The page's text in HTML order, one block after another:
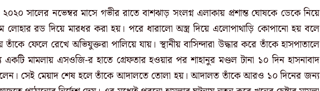
সালের নভেম্বর মাসে গভীর রাতে বাশঝাড় সংলগ্ন এলাকায় প্রশান্ত ঘোষকে ডেকে নিয়ে
লোহার রড দিয়ে মারধর করা হয়। পরে ধারালো অস্ত্র দিয়ে এলোপাথাড়ি কোপানো হয় বলে
ফেলে রেখে অভিযুক্তরা পালিয়ে যায়। স্থানীয় বাসিন্দারা উদ্ধার করে তাঁকে হাসপাতালে
একটি মামলায় এসওজি-র হাতে গ্রেফতার হওয়ার পর শাহানুর মণ্ডল টানা ১০ দিন হাসনাবাদ
সেই মেয়াদ শেষ হলে তাঁকে আদালতে তোলা হয়। আদালত তাঁকে আরও ১০ দিনের জন্য